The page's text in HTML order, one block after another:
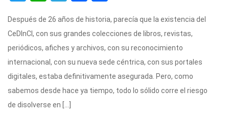
it
te
r
at
s
A
p
p
e
gr
a
m
c
e
b
o
o
m
p
ar
ti
r
Después de 26 años de historia, parecía que la existencia del
CeDInCI, con sus grandes colecciones de libros, revistas,
periódicos, afiches y archivos, con su reconocimiento
internacional, con su nueva sede céntrica, con sus portales
digitales, estaba definitivamente asegurada. Pero, como
sabemos desde hace ya tiempo, todo lo sólido corre el riesgo
de disolverse en […]